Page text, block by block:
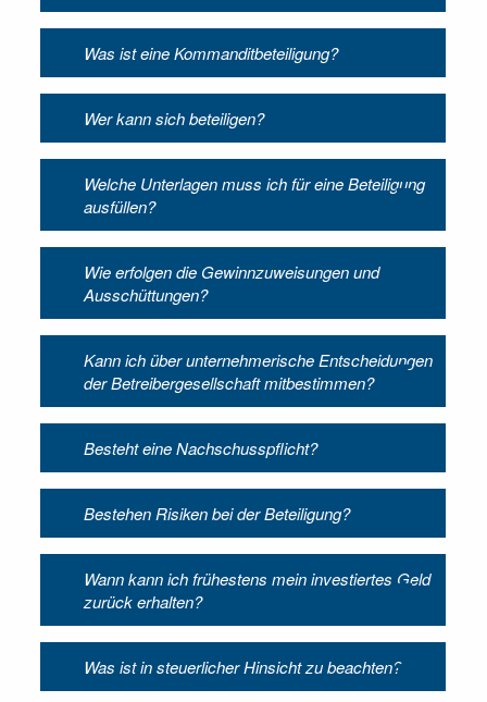
Was ist eine Kommanditbeteiligung?
Wer kann sich beteiligen?
Welche Unterlagen muss ich für eine Beteiligung
ausfüllen?
Wie erfolgen die Gewinnzuweisungen und
Ausschüttungen?
Kann ich über unternehmerische Entscheidungen
der Betreibergesellschaft mitbestimmen?
Besteht eine Nachschusspflicht?
Bestehen Risiken bei der Beteiligung?
Wann kann ich frühestens mein investiertes Geld
zurück erhalten?
Was ist in steuerlicher Hinsicht zu beachten?